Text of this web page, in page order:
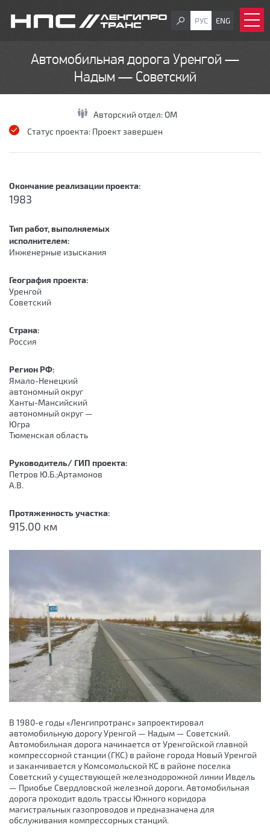
РУС ENG
Автомобильная дорога Уренгой —
Надым — Советский
Авторский отдел: ОМ
Статус проекта: Проект завершен
В 1980-е годы «Ленгипротранс» запроектировал
автомобильную дорогу Уренгой — Надым — Советский.
Автомобильная дорога начинается от Уренгойской главной
компрессорной станции (ГКС) в районе города Новый Уренгой
и заканчивается у Комсомольской КС в районе поселка
Советский у существующей железнодорожной линии Ивдель
— Приобье Свердловской железной дороги. Автомобильная
дорога проходит вдоль трассы Южного коридора
магистральных газопроводов и предназначена для
обслуживания компрессорных станций.
Окончание реализации проекта:
1983
Тип работ, выполняемых
исполнителем:
Инженерные изыскания
География проекта:
Уренгой
Советский
Страна:
Россия
Регион РФ:
Ямало-Ненецкий
автономный округ
Ханты-Мансийский
автономный округ —
Югра
Тюменская область
Руководитель/ ГИП проекта:
Петров Ю.Б.;Артамонов
А.В.
Протяженность участка:
915.00 км